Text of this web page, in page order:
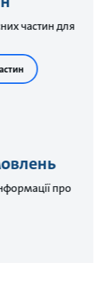
частин для
про